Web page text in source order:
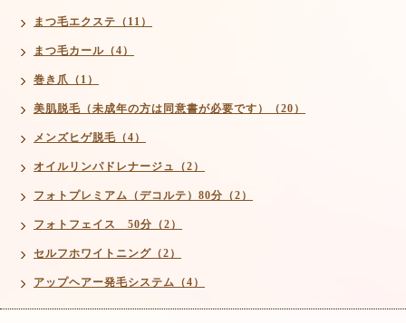
まつ毛エクステ（11）
まつ毛カール（4）
巻き爪（1）
美肌脱毛（未成年の方は同意書が必要です）（20）
メンズヒゲ脱毛（4）
オイルリンパドレナージュ（2）
フォトプレミアム（デコルテ）80分（2）
フォトフェイス 50分（2）
セルフホワイトニング（2）
アップヘアー発毛システム（4）